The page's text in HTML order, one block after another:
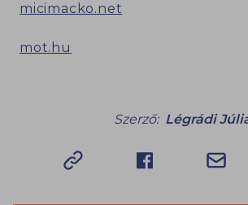
micimacko.net
mot.hu
Szerző: Légrádi